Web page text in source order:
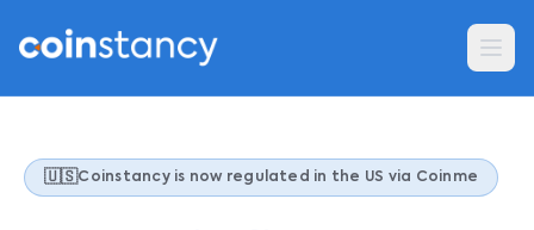
🇺🇸Coinstancy is now regulated in the US via Coinme